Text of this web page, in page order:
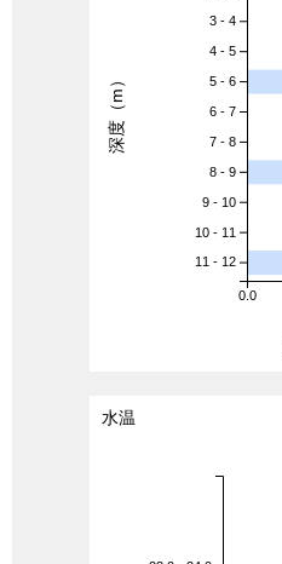
0.0
3 - 4
4 - 5
5 - 6
6 - 7
7 - 8
8 - 9
9 - 10
10 - 11
11 - 12
深度（m）
水温